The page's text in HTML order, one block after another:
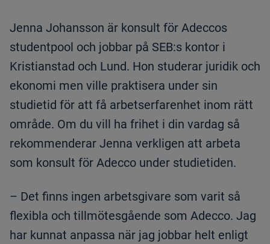
Jenna Johansson är konsult för Adeccos
studentpool och jobbar på SEB:s kontor i
Kristianstad och Lund. Hon studerar juridik och
ekonomi men ville praktisera under sin
studietid för att få arbetserfarenhet inom rätt
område. Om du vill ha frihet i din vardag så
rekommenderar Jenna verkligen att arbeta
som konsult för Adecco under studietiden.
– Det finns ingen arbetsgivare som varit så
flexibla och tillmötesgående som Adecco. Jag
har kunnat anpassa när jag jobbar helt enligt